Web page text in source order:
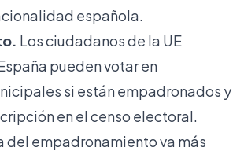
española.
Los ciudadanos de la UE
pueden votar en
si están empadronados y
en el censo electoral.
del empadronamiento va más